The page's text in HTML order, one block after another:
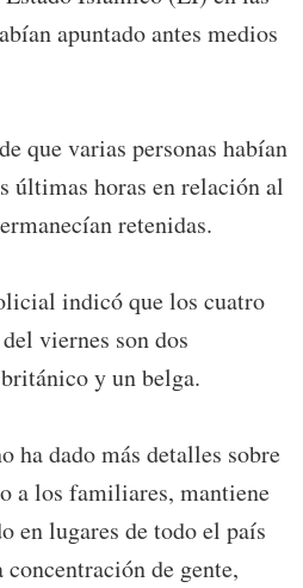
apuntado antes medios
que varias personas habían
últimas horas en relación al
retenidas.
indicó que los cuatro
viernes son dos
y un belga.
ha dado más detalles sobre
a los familiares, mantiene
en lugares de todo el país
de gente,